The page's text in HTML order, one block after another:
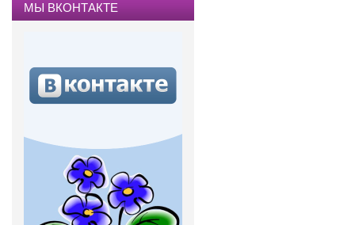
МЫ ВКОНТАКТЕ